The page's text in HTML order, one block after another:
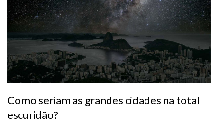
Como seriam as grandes cidades na total
escuridão?